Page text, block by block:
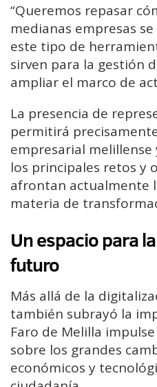
“Queremos repasar
medianas empresas
este tipo de
sirven para la gestión
ampliar el marco de
La presencia de
permitirá
empresarial melillense
los principales retos y
afrontan actualmente
materia de
Un espacio para
futuro
Más allá de la
también subrayó la
Faro de Melilla
sobre los grandes
económicos y